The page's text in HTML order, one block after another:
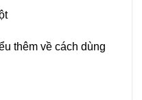
thêm về cách dùng